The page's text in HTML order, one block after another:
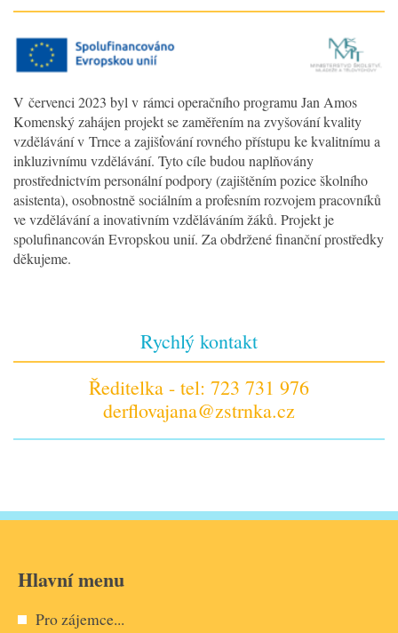
V červenci 2023 byl v rámci operačního programu Jan Amos
Komenský zahájen projekt se zaměřením na zvyšování kvality
vzdělávání v Trnce a zajišťování rovného přístupu ke kvalitnímu a
inkluzivnímu vzdělávání. Tyto cíle budou naplňovány
prostřednictvím personální podpory (zajištěním pozice školního
asistenta), osobnostně sociálním a profesním rozvojem pracovníků
ve vzdělávání a inovativním vzděláváním žáků. Projekt je
spolufinancován Evropskou unií. Za obdržené finanční prostředky
děkujeme.
Rychlý kontakt
Ředitelka - tel: 723 731 976
derflovajana@zstrnka.cz
Hlavní menu
Pro zájemce...